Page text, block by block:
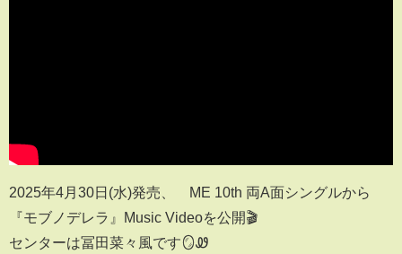
2025年4月30日(水)発売、≠ME 10th 両A面シングルから
『モブノデレラ』Music Videoを公開🎬
センターは冨田菜々風です🪞Ꮺ